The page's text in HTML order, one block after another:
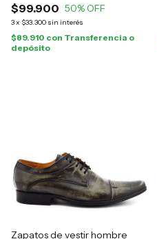
$99.900 50% OFF
3x $33.300 sin interés
$89.910 con Transferencia o
depósito
Zapatos de vestir hombre